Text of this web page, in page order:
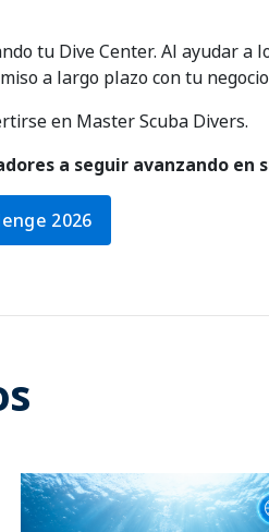
tu Dive Center. Al ayudar a
a largo plazo con tu
en Master Scuba Divers.
a seguir avanzando en
2026